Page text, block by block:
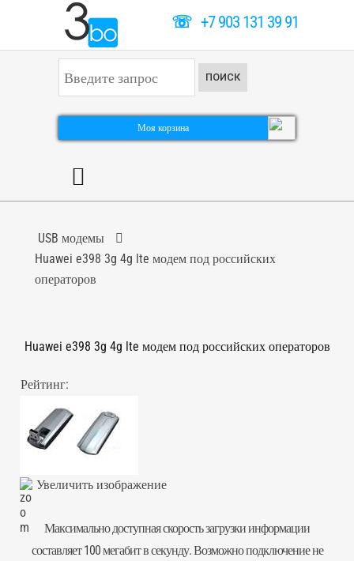
☏+7 903 131 39 91
к
а
ь
ПОИСК
Моя корзина
USB модемы
Huawei e398 3g 4g lte модем под российских
операторов
Huawei e398 3g 4g lte модем под российских операторов
Рейтинг:
Увеличить изображение
Максимально доступная скорость загрузки информации
составляет 100 мегабит в секунду. Возможно подключение не